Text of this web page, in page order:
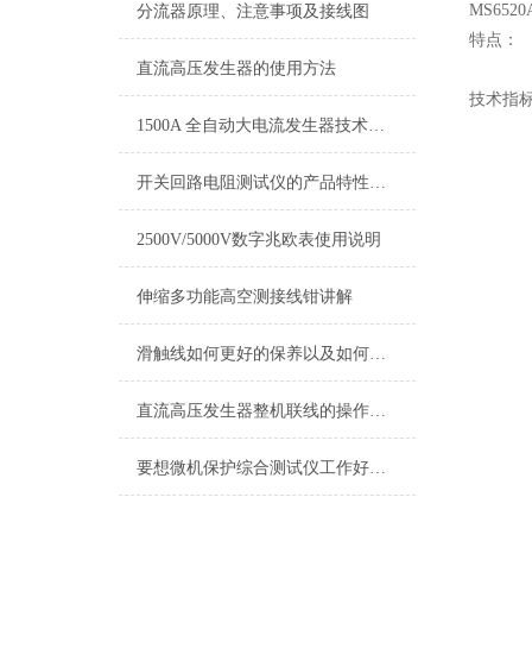
分流器原理、注意事项及接线图
直流高压发生器的使用方法
1500A 全自动大电流发生器技术参数
开关回路电阻测试仪的产品特性描述
2500V/5000V数字兆欧表使用说明
伸缩多功能高空测接线钳讲解
滑触线如何更好的保养以及如何进行故障处理
直流高压发生器整机联线的操作方法
要想微机保护综合测试仪工作好，日常巡检和定期校验少不了！
特点
技术指